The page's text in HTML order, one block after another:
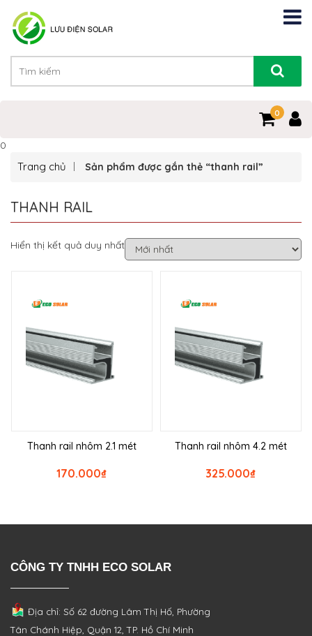
0
0
Trang chủ Sản phẩm được gắn thẻ “thanh rail”
THANH RAIL
Hiển thị kết quả duy nhất
Thanh rail nhôm 2.1 mét
₫
170.000
Thanh rail nhôm 4.2 mét
₫
325.000
CÔNG TY TNHH ECO SOLAR
Địa chỉ: Số 62 đường Lâm Thị Hố, Phường
Tân Chánh Hiệp, Quận 12, TP. Hồ Chí Minh